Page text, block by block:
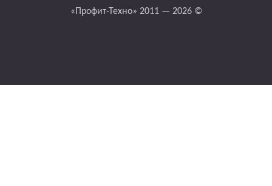
«Профит-Техно» 2011 — 2026 ©